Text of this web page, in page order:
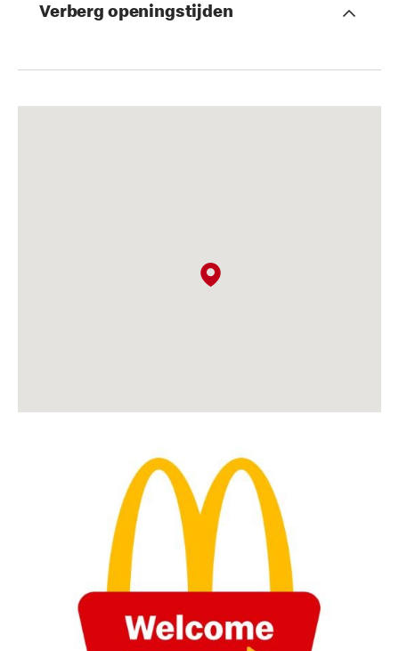
Verberg openingstijden